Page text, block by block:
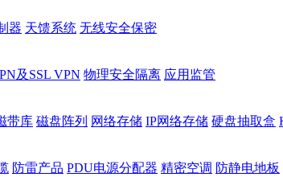
器 天馈系统 无线安全保密
及SSL VPN 物理安全隔离 应用监管
带库 磁盘阵列 网络存储 IP网络存储 硬盘抽取盒
防雷产品 PDU电源分配器 精密空调 防静电地板